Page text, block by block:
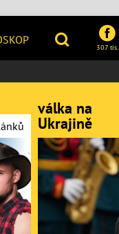
307 tis.
válka na
Ukrajině